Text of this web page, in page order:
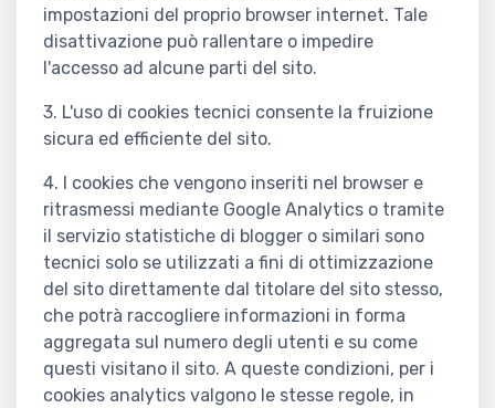
impostazioni del proprio browser internet. Tale
disattivazione può rallentare o impedire
l'accesso ad alcune parti del sito.
3. L'uso di cookies tecnici consente la fruizione
sicura ed efficiente del sito.
4. I cookies che vengono inseriti nel browser e
ritrasmessi mediante Google Analytics o tramite
il servizio statistiche di blogger o similari sono
tecnici solo se utilizzati a fini di ottimizzazione
del sito direttamente dal titolare del sito stesso,
che potrà raccogliere informazioni in forma
aggregata sul numero degli utenti e su come
questi visitano il sito. A queste condizioni, per i
cookies analytics valgono le stesse regole, in